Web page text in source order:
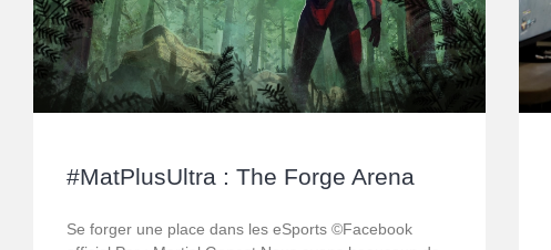
#MatPlusUltra : The Forge Arena
Se forger une place dans les eSports ©Facebook